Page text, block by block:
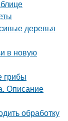
деревья
в новую
грибы
Описание
обработку